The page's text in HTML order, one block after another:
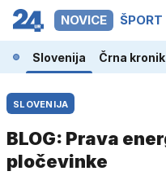
NOVICE ŠPORT
Slovenija Črna
SLOVENIJA
BLOG: Prava
pločevinke